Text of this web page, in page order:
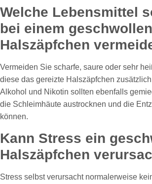
Welche Lebensmittel
bei einem
Halszäpfchen
Vermeiden Sie scharfe, saure oder sehr
diese das gereizte Halszäpfchen
Alkohol und Nikotin sollten ebenfalls
die Schleimhäute austrocknen und die
können.
Kann Stress ein
Halszäpfchen
Stress selbst verursacht normalerweise